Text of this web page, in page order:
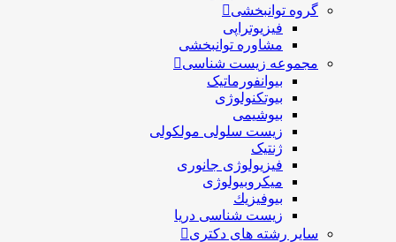
گروه توانبخشی
فیزیوتراپی
مشاوره توانبخشی
مجموعه زیست شناسی
بیوانفورماتیک
بیوتکنولوژی
بیوشیمی
زیست سلولی مولکولی
ژنتیک
فیزیولوژی جانوری
میکروبیولوژی
بيوفيزيك
زیست شناسی دریا
سایر رشته های دکتری